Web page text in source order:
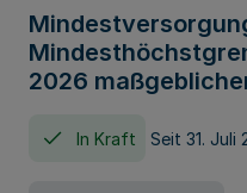
2026
In Kraft Seit 31. Juli